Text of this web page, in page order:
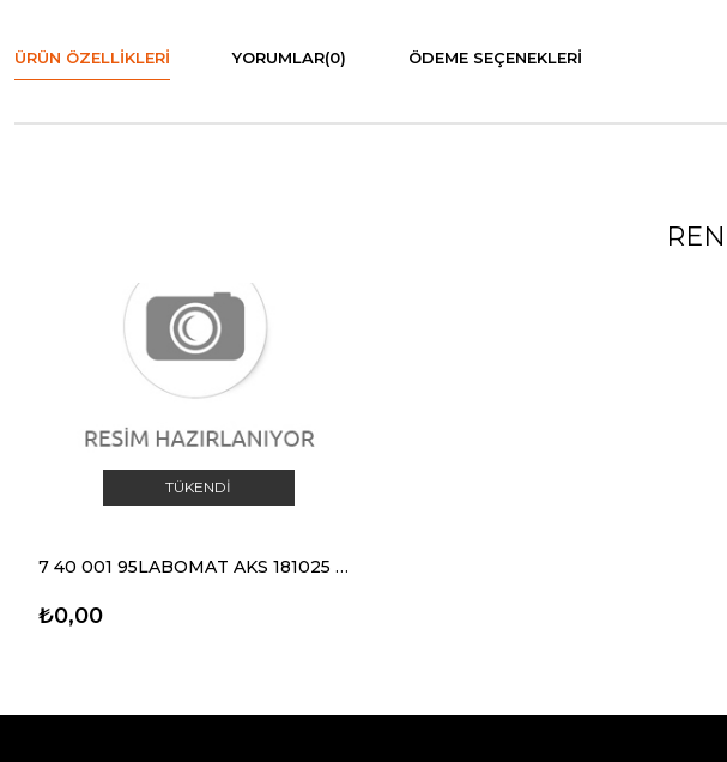
ÜRÜN ÖZELLIKLERI YORUMLAR(0) ÖDEME SEÇENEKLERI
TÜKENDI
7 40 001 95LABOMAT AKS 181025 ANAHTAR
₺0,00